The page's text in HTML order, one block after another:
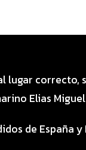
lugar
Elias
de España y